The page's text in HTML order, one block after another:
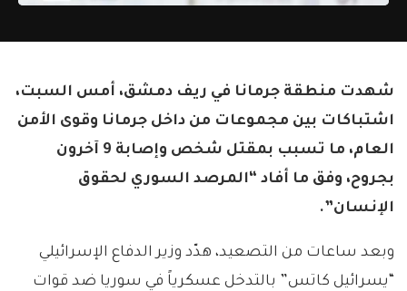
شهدت منطقة جرمانا في ريف دمشق، أمس السبت،
اشتباكات بين مجموعات من داخل جرمانا وقوى الأمن
العام، ما تسبب بمقتل شخص وإصابة 9 آخرون
بجروح، وفق ما أفاد “المرصد السوري لحقوق
الإنسان”.
وبعد ساعات من التصعيد، هدّد وزير الدفاع الإسرائيلي
“يسرائيل كاتس” بالتدخل عسكرياً في سوريا ضد قوات